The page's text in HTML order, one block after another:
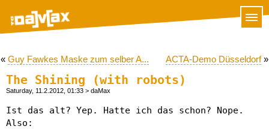
« Guy Fawkes Maske zum selber A... ACTA-Demo Düsseldorf»
The Shining (with robots)
Saturday, 11.2.2012, 01:33 > daMax
Ist das alt? Yep. Hatte ich das schon? Nope.
Also: